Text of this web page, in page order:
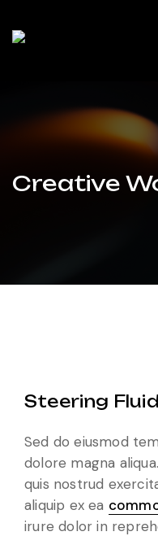
Creative
Steering
Sed do eiusmod
dolore magna
quis nostrud
aliquip ex ea
irure dolor in